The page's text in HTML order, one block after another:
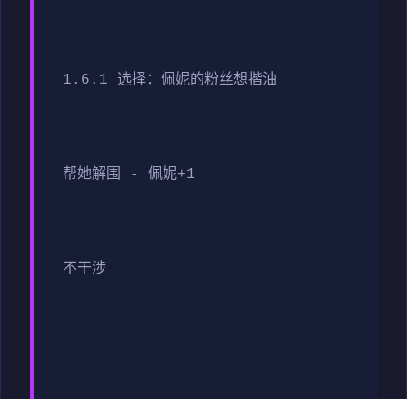
1.6.1 选择：佩妮的粉丝想揩油
帮她解围 - 佩妮+1
不干涉